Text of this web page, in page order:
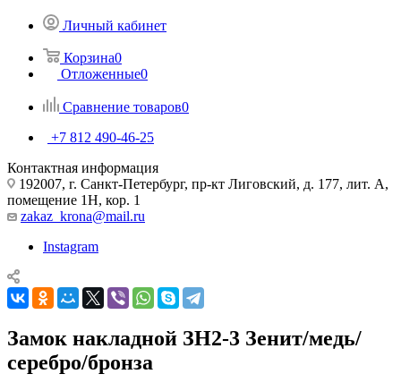
Личный кабинет
Корзина0
Отложенные0
Сравнение товаров0
+7 812 490-46-25
Контактная информация
192007, г. Санкт-Петербург, пр-кт Лиговский, д. 177, лит. А,
помещение 1Н, кор. 1
zakaz_krona@mail.ru
Instagram
Замок накладной ЗН2-3 Зенит/медь/
серебро/бронза